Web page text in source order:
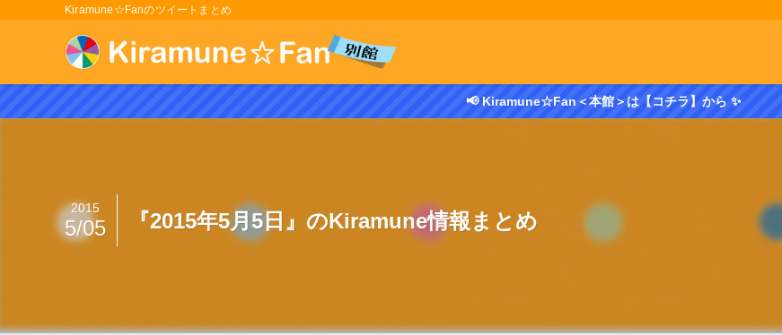
Kiramune☆Fanのツイートまとめ
📢 Kiramune☆Fan＜本館＞は【コチラ】から ✨
『2015年5月5日』のKiramune情報まとめ
2015
5/05